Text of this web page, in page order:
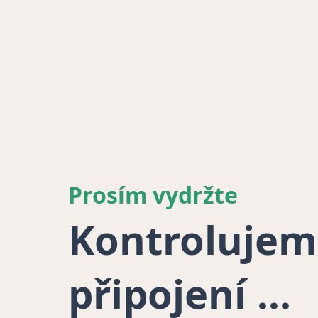
Prosím vydržte
připojení